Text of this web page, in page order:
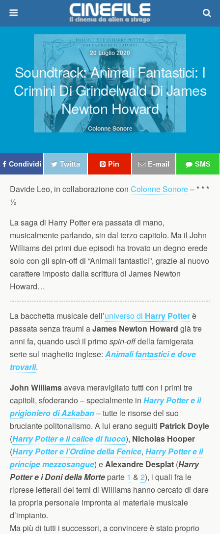
20 Luglio 2020
Soundtrack: Animali Fantastici: I
Crimini Di Grindelwald Di James
Newton Howard
Colonne Sonore
Condividi Twitta Pin E-mail SMS
Davide Leo, in collaborazione con Colonne Sonore– * * *
½
La saga di Harry Potter era passata di mano,
musicalmente parlando, sin dal terzo capitolo. Ma il John
Williams dei primi due episodi ha trovato un degno erede
solo con gli spin-off di “Animali fantastici”, grazie al nuovo
carattere imposto dalla scrittura di James Newton
Howard…
La bacchetta musicale dell’universo di Harry Potterè
passata senza traumi aJames Newton Howard già tre
anni fa, quando uscì il primo spin-offdella famigerata
serie sul maghetto inglese: Animali fantastici e dove
trovarli.
John Williamsaveva meravigliato tutti con i primi tre
capitoli, sfoderando – specialmente in Harry Potter e il
prigioniero di Azkaban– tutte le risorse del suo
bruciante politonalismo. A lui erano seguiti Patrick Doyle
(Harry Potter e il calice di fuoco), Nicholas Hooper
(Harry Potter e l’Ordine della Fenice, Harry Potter e il
principe mezzosangue) eAlexandre Desplat (Harry
Potter e i Doni della Morte parte 1 & 2), i quali fra le
riprese letterali dei temi di Williams hanno cercato di dare
la propria personale impronta al materiale musicale
d’impianto.
Ma più di tutti i successori, a convincere è stato proprio